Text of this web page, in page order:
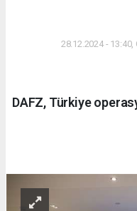
28.12.2024 -
DAFZ, Türkiye